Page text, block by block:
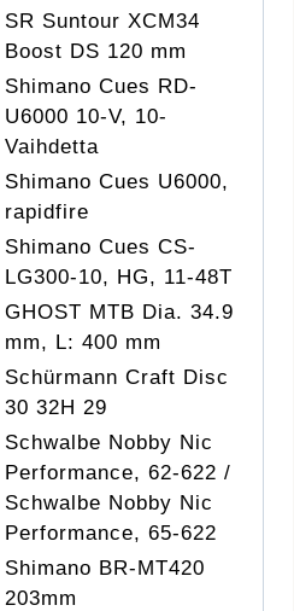
SR Suntour XCM34
Boost DS 120 mm
Shimano Cues RD-
U6000 10-V, 10-
Vaihdetta
Shimano Cues U6000,
rapidfire
Shimano Cues CS-
LG300-10, HG, 11-48T
GHOST MTB Dia. 34.9
mm, L: 400 mm
Schürmann Craft Disc
30 32H 29
Schwalbe Nobby Nic
Performance, 62-622 /
Schwalbe Nobby Nic
Performance, 65-622
Shimano BR-MT420
203mm